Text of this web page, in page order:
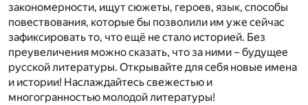
закономерности, ищут сюжеты, героев, язык, способы
повествования, которые бы позволили им уже сейчас
зафиксировать то, что ещё не стало историей. Без
преувеличения можно сказать, что за ними – будущее
русской литературы. Открывайте для себя новые имена
и истории! Наслаждайтесь свежестью и
многогранностью молодой литературы!